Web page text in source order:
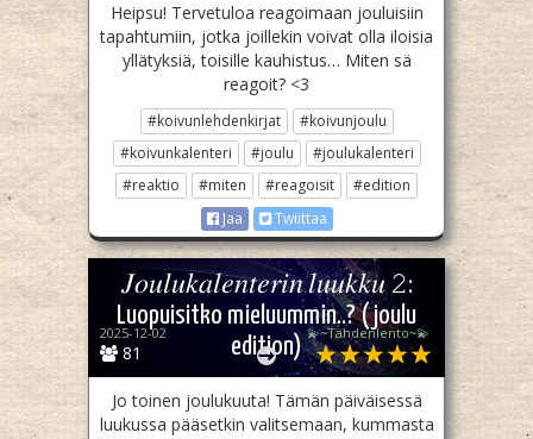
Heipsu! Tervetuloa reagoimaan jouluisiin
tapahtumiin, jotka joillekin voivat olla iloisia
yllätyksiä, toisille kauhistus… Miten sä
reagoit? <3
#koivunlehdenkirjat
#koivunjoulu
#koivunkalenteri
#joulu
#joulukalenteri
#reaktio
#miten #reagoisit
#edition
Jaa
Twiittaa
𝐽𝑜𝑢𝑙𝑢𝑘𝑎𝑙𝑒𝑛𝑡𝑒𝑟𝑖𝑛 𝑙𝑢𝑢𝑘𝑘𝑢 𝟸:
Luopuisitko mieluummin..? (joulu
edition)
81
2025-12-02 💫~Tähdenlento~💫
Jo toinen joulukuuta! Tämän päiväisessä
luukussa pääsetkin valitsemaan, kummasta